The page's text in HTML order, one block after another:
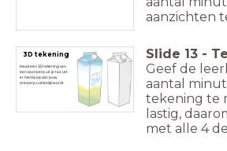
aanzichten
3D tekening
Maak een 3D tekening van
een voorwerp uit je tas. Let
er hierbij op dat jouw
ontwerp ruimtelijk wordt.
Slide 13 -
Geef de
aantal
tekening te
lastig,
met alle 4